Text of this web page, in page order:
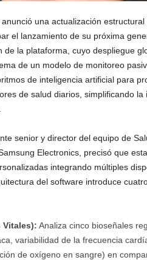
una actualización
el lanzamiento de su próxima
de la plataforma, cuyo despliegue
de un modelo de monitoreo
de inteligencia artificial para
de salud diarios, simplificando
senior y director del equipo de
Electronics, precisó que
integrando múltiples
del software introduce
Vitales): Analiza cinco bioseñales
variabilidad de la frecuencia
de oxígeno en sangre) en